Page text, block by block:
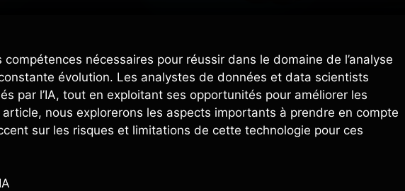
compétences nécessaires pour réussir dans le domaine de l’analyse
évolution. Les analystes de données et data scientists
par l’IA, tout en exploitant ses opportunités pour améliorer les
nous explorerons les aspects importants à prendre en compte
sur les risques et limitations de cette technologie pour ces